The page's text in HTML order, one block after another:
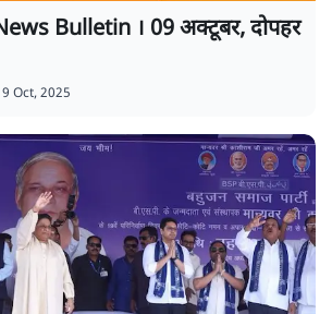
Bulletin । 09 अक्टूबर, दोपहर
9 Oct, 2025